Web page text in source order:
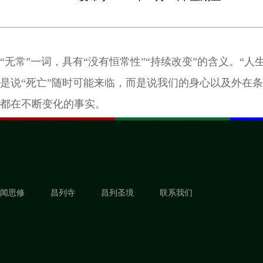
“无常”一词，具有“没有恒常性”“持续改变”的含义。“人
是说“死亡”随时可能来临，而是说我们的身心以及外在
都在不断变化的事实。
闻思修 昌列寺 昌列圣境 联系我们